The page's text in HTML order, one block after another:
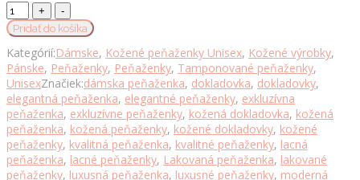
Kožená
peňaženka
č.8552
ručne
tieňovaná
v
zelenej
farbe
množstvo
Pridať do košíka
Kategórií:Dámske, Kožené peňaženky Unisex, Kožené výrobky,
Pánske, Peňaženky, Peňaženky, Tamponované peňaženky,
UnisexZnačiek:dámska peňaženka, dokladovka, dokladovky,
elegantná peňaženka, elegantné peňaženky, exkluzívna
peňaženka, exkluzívne peňaženky, kožená dokladovka, kožená
peňaženka, kožená peňaženky, kožené dokladovky, kožené
peňaženky, kvalitná peňaženka, kvalitné peňaženky, lacná
peňaženka, lacné peňaženky, Lakovaná peňaženka, lakované
peňaženky, luxusná peňaženka, luxusné peňaženky, moderná